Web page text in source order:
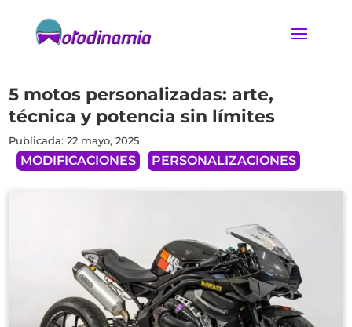
5 motos personalizadas: arte,
técnica y potencia sin límites
Publicada: 22 mayo, 2025
MODIFICACIONES PERSONALIZACIONES